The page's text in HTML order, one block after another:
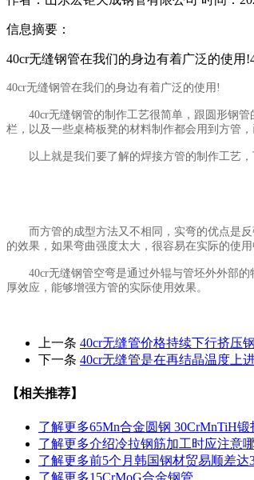
信息摘要：
40cr无缝钢管在我们的身边有着广泛的使
40cr无缝钢管在我们的身边有着广泛的使用!
40cr无缝钢管的制作工艺很简单，跟圆形钢管
栏，以及一些桌椅板凳的材料制作都会用到方管
以上就是我们要了解的焊接方管的制作工艺，
而方管的成型方法又不相同，实弯的优点是反
的效果，如果弯曲强度太大，很容易在实际的使用
40cr无缝钢管空弯是通过外辊与管坯外外部的
厚效应，能够增强方管的实际使用效果。
上一条 40cr无缝管价格持续下行挤压
下一条 40cr无缝管是在再结晶温度上
【相关推荐】
了解更多65Mn合金圆钢 30CrMnTiH
了解更多介绍冷拉钢筋加工时应注意
了解更多前5个月韩国钢材贸易顺差达